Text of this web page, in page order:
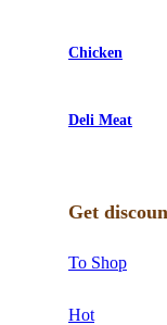
Chicken
Deli Meat
Get
To Shop
Hot